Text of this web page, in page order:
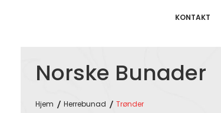
KONTAKT
Norske Bunader
Hjem Herrebunad Trønder